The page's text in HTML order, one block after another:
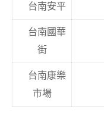
台南安平
台南國華
街
台南康樂
市場